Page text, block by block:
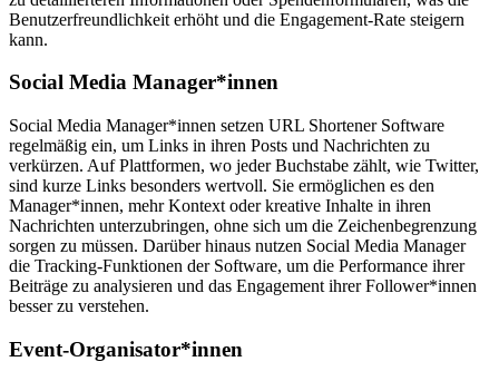
Benutzerfreundlichkeit erhöht und die Engagement-Rate steigern
kann.
Social Media Manager*innen
Social Media Manager*innen setzen URL Shortener Software
regelmäßig ein, um Links in ihren Posts und Nachrichten zu
verkürzen. Auf Plattformen, wo jeder Buchstabe zählt, wie Twitter,
sind kurze Links besonders wertvoll. Sie ermöglichen es den
Manager*innen, mehr Kontext oder kreative Inhalte in ihren
Nachrichten unterzubringen, ohne sich um die Zeichenbegrenzung
sorgen zu müssen. Darüber hinaus nutzen Social Media Manager
die Tracking-Funktionen der Software, um die Performance ihrer
Beiträge zu analysieren und das Engagement ihrer Follower*innen
besser zu verstehen.
Event-Organisator*innen